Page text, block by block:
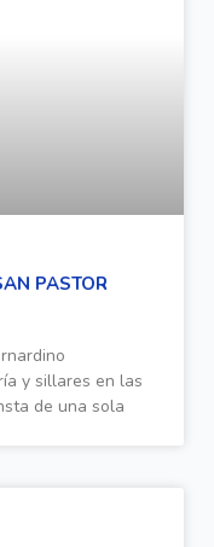
PASTOR
y sillares en las
de una sola